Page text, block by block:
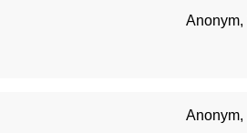
Anonym,
Anonym,